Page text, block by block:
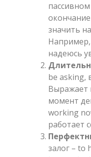
значить
Например,
надеюсь
be asking,
Выражает
момент
working
работает
залог – to